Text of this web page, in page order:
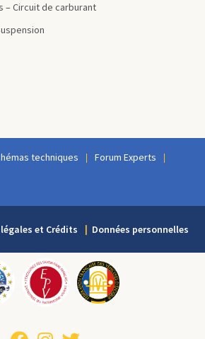
– Circuit de carburant
techniques
Forum Experts
et Crédits Données personnelles